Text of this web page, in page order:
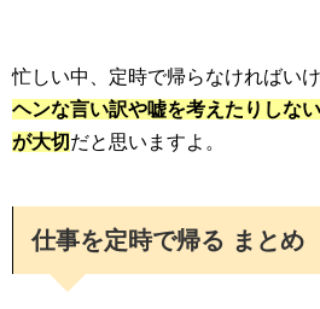
忙しい中、定時で帰らなければいけ
ヘンな言い訳や嘘を考えたりしな
が大切だと思いますよ。
仕事を定時で帰る まとめ